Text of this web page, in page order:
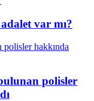
var mı?
polisler